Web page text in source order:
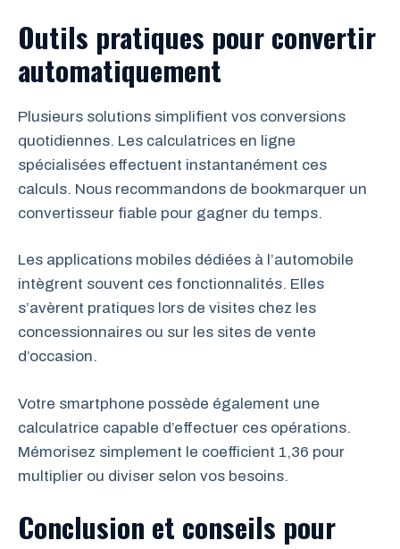
Outils pratiques pour convertir
automatiquement
Plusieurs solutions simplifient vos conversions
quotidiennes. Les calculatrices en ligne
spécialisées effectuent instantanément ces
calculs. Nous recommandons de bookmarquer un
convertisseur fiable pour gagner du temps.
Les applications mobiles dédiées à l’automobile
intègrent souvent ces fonctionnalités. Elles
s’avèrent pratiques lors de visites chez les
concessionnaires ou sur les sites de vente
d’occasion.
Votre smartphone possède également une
calculatrice capable d’effectuer ces opérations.
Mémorisez simplement le coefficient 1,36 pour
multiplier ou diviser selon vos besoins.
Conclusion et conseils pour